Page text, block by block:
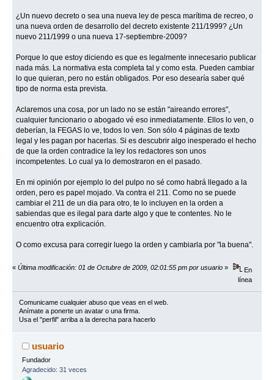
¿Un nuevo decreto o sea una nueva ley de pesca marítima de recreo, o
una nueva orden de desarrollo del decreto existente 211/1999? ¿Un
nuevo 211/1999 o una nueva 17-septiembre-2009?
Porque lo que estoy diciendo es que es legalmente innecesario publicar
nada más. La normativa esta completa tal y como esta. Pueden cambiar
lo que quieran, pero no están obligados. Por eso desearía saber qué
tipo de norma esta prevista.
Aclaremos una cosa, por un lado no se están "aireando errores",
cualquier funcionario o abogado vé eso inmediatamente. Ellos lo ven, o
deberían, la FEGAS lo ve, todos lo ven. Son sólo 4 páginas de texto
legal y les pagan por hacerlas. Si es descubrir algo inesperado el hecho
de que la orden contradice la ley los redactores son unos
incompetentes. Lo cual ya lo demostraron en el pasado.
En mi opinión por ejemplo lo del pulpo no sé como habrá llegado a la
orden, pero es papel mojado. Va contra el 211. Como no se puede
cambiar el 211 de un dia para otro, te lo incluyen en la orden a
sabiendas que es ilegal para darte algo y que te contentes. No le
encuentro otra explicación.
O como excusa para corregir luego la orden y cambiarla por "la buena".
« Última modificación: 01 de Octubre de 2009, 02:01:55 pm por usuario »
En
línea
Comunicame cualquier abuso que veas en el web.
Anímate a ponerte un avatar o una firma.
Usa el "perfil" arriba a la derecha para hacerlo
usuario
Fundador
Agradecido: 31 veces